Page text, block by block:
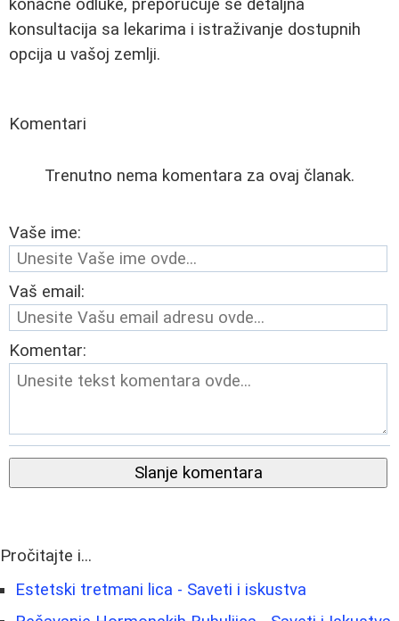
konačne odluke, preporučuje se detaljna
konsultacija sa lekarima i istraživanje dostupnih
opcija u vašoj zemlji.
Komentari
Trenutno nema komentara za ovaj članak.
Vaše ime:
Vaš email:
Komentar:
Slanje komentara
Pročitajte i...
Estetski tretmani lica - Saveti i iskustva